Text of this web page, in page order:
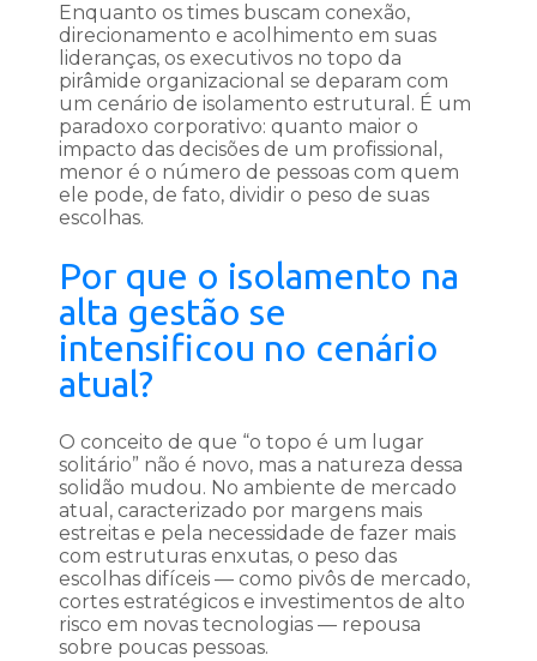
Enquanto os times buscam conexão,
direcionamento e acolhimento em suas
lideranças, os executivos no topo da
pirâmide organizacional se deparam com
um cenário de isolamento estrutural. É um
paradoxo corporativo: quanto maior o
impacto das decisões de um profissional,
menor é o número de pessoas com quem
ele pode, de fato, dividir o peso de suas
escolhas.
Por que o isolamento na
alta gestão se
intensificou no cenário
atual?
O conceito de que “o topo é um lugar
solitário” não é novo, mas a natureza dessa
solidão mudou. No ambiente de mercado
atual, caracterizado por margens mais
estreitas e pela necessidade de fazer mais
com estruturas enxutas, o peso das
escolhas difíceis — como pivôs de mercado,
cortes estratégicos e investimentos de alto
risco em novas tecnologias — repousa
sobre poucas pessoas.